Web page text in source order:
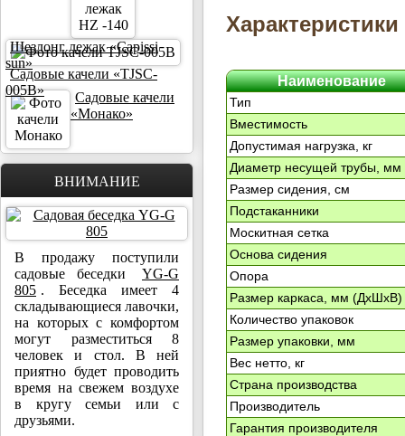
Шезлонг лежак «Capissi
sun»
Садовые качели «TJSC-
005B»
Садовые качели
«Монако»
ВНИМАНИЕ
В продажу поступили
садовые беседки
YG-G
805 . Беседка имеет 4
складывающиеся лавочки,
на которых с комфортом
могут разместиться 8
человек и стол. В ней
приятно будет проводить
время на свежем воздухе
в кругу семьи или с
друзьями.
Наименование
Тип
Вместимость
Допустимая нагрузка, кг
Диаметр несущей трубы, мм
Размер сидения, см
Подстаканники
Москитная сетка
Основа сидения
Опора
Размер каркаса, мм (ДхШхВ)
Количество упаковок
Размер упаковки, мм
Вес нетто, кг
Страна производства
Производитель
Гарантия производителя